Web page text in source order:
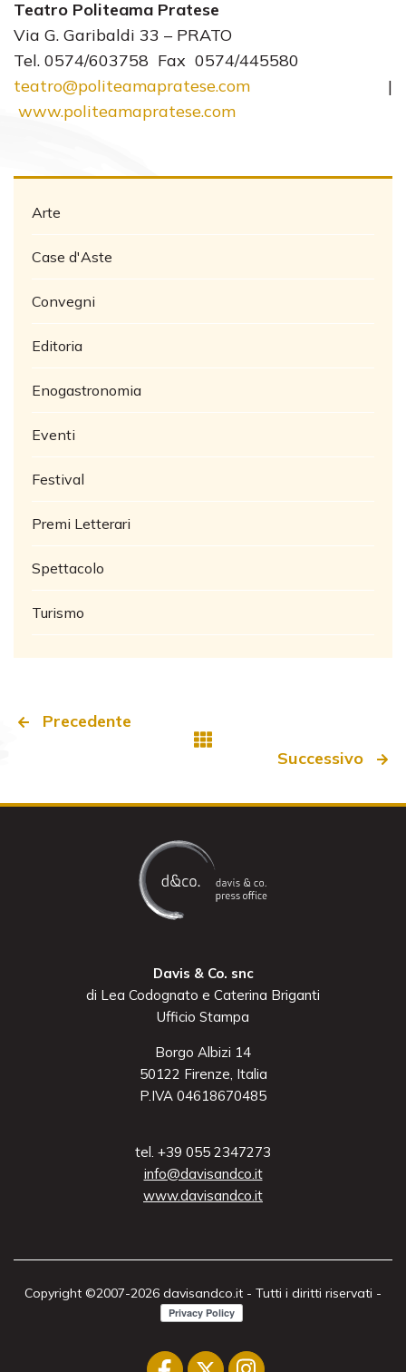
Teatro Politeama Pratese
Via G. Garibaldi 33 – PRATO
Tel. 0574/603758 Fax 0574/445580
teatro@politeamapratese.com |
www.politeamapratese.com
Arte
Case d'Aste
Convegni
Editoria
Enogastronomia
Eventi
Festival
Premi Letterari
Spettacolo
Turismo
Precedente
Successivo
Davis & Co. snc
di Lea Codognato e Caterina Briganti
Ufficio Stampa
Borgo Albizi 14
50122 Firenze, Italia
P.IVA 04618670485
tel. +39 055 2347273
info@davisandco.it
www.davisandco.it
Copyright ©2007-2026 davisandco.it - Tutti i diritti riservati -